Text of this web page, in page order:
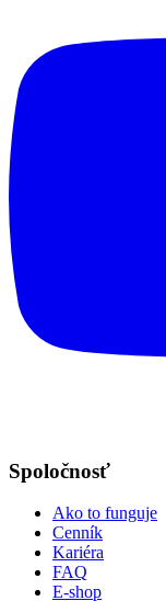
Spoločnosť
Ako to funguje
Cenník
Kariéra
FAQ
E-shop